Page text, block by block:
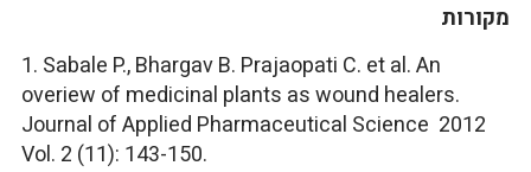
מקורות
1. Sabale P., Bhargav B. Prajaopati C. et al. An
overiew of medicinal plants as wound healers.
Journal of Applied Pharmaceutical Science 2012
Vol. 2 (11): 143-150.